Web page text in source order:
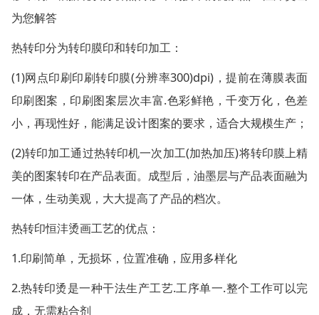
为您解答
热转印分为转印膜印和转印加工：
(1)网点印刷印刷转印膜(分辨率300)dpi)，提前在薄膜表面
印刷图案，印刷图案层次丰富.色彩鲜艳，千变万化，色差
小，再现性好，能满足设计图案的要求，适合大规模生产；
(2)转印加工通过热转印机一次加工(加热加压)将转印膜上精
美的图案转印在产品表面。成型后，油墨层与产品表面融为
一体，生动美观，大大提高了产品的档次。
热转印恒沣烫画工艺的优点：
1.印刷简单，无损坏，位置准确，应用多样化
2.热转印烫是一种干法生产工艺.工序单一.整个工作可以完
成，无需粘合剂